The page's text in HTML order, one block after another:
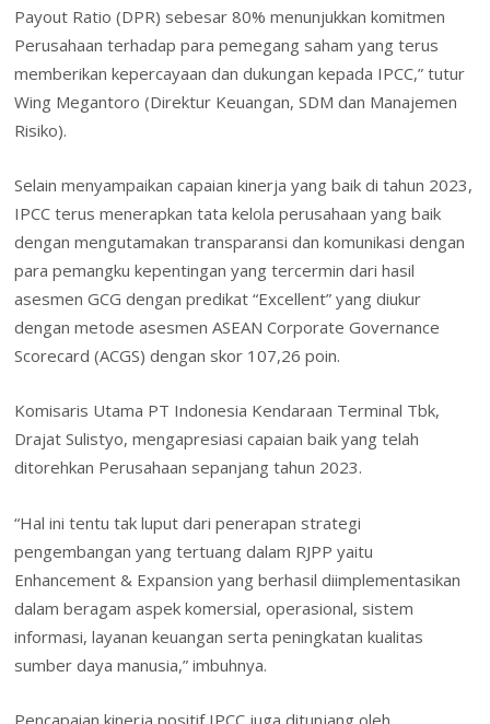
Payout Ratio (DPR) sebesar 80% menunjukkan komitmen
Perusahaan terhadap para pemegang saham yang terus
memberikan kepercayaan dan dukungan kepada IPCC,” tutur
Wing Megantoro (Direktur Keuangan, SDM dan Manajemen
Risiko).
Selain menyampaikan capaian kinerja yang baik di tahun 2023,
IPCC terus menerapkan tata kelola perusahaan yang baik
dengan mengutamakan transparansi dan komunikasi dengan
para pemangku kepentingan yang tercermin dari hasil
asesmen GCG dengan predikat “Excellent” yang diukur
dengan metode asesmen ASEAN Corporate Governance
Scorecard (ACGS) dengan skor 107,26 poin.
Komisaris Utama PT Indonesia Kendaraan Terminal Tbk,
Drajat Sulistyo, mengapresiasi capaian baik yang telah
ditorehkan Perusahaan sepanjang tahun 2023.
“Hal ini tentu tak luput dari penerapan strategi
pengembangan yang tertuang dalam RJPP yaitu
Enhancement & Expansion yang berhasil diimplementasikan
dalam beragam aspek komersial, operasional, sistem
informasi, layanan keuangan serta peningkatan kualitas
sumber daya manusia,” imbuhnya.